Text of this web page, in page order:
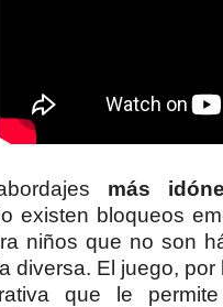
más
existen bloqueos
niños que no son
diversa. El juego,
que le